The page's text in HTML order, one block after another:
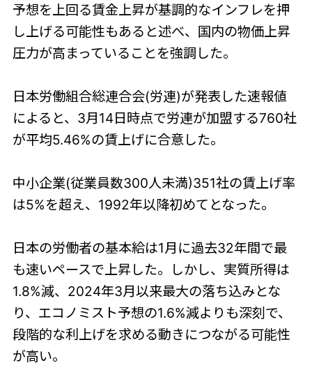
予想を上回る賃金上昇が基調的なインフレを押
し上げる可能性もあると述べ、国内の物価上昇
圧力が高まっていることを強調した。
日本労働組合総連合会(労連)が発表した速報値
によると、3月14日時点で労連が加盟する760社
が平均5.46%の賃上げに合意した。
中小企業(従業員数300人未満)351社の賃上げ率
は5%を超え、1992年以降初めてとなった。
日本の労働者の基本給は1月に過去32年間で最
も速いペースで上昇した。しかし、実質所得は
1.8%減、2024年3月以来最大の落ち込みとな
り、エコノミスト予想の1.6%減よりも深刻で、
段階的な利上げを求める動きにつながる可能性
が高い。